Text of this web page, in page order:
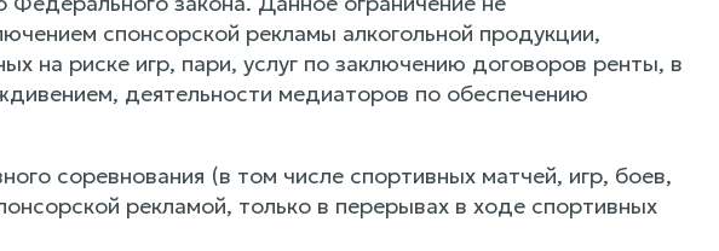
спонсорской рекламы алкогольной продукции,
на риске игр, пари, услуг по заключению договоров ренты, в
деятельности медиаторов по обеспечению
соревнования (в том числе спортивных матчей, игр, боев,
рекламой, только в перерывах в ходе спортивных